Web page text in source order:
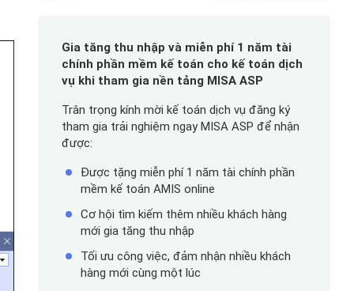
Gia tăng thu nhập và miễn phí 1 năm tài
chính phần mềm kế toán cho kế toán dịch
vụ khi tham gia nền tảng MISA ASP
Trân trọng kính mời kế toán dịch vụ đăng ký
tham gia trải nghiệm ngay MISA ASP để nhận
được:
Được tặng miễn phí 1 năm tài chính phần
mềm kế toán AMIS online
Cơ hội tìm kiếm thêm nhiều khách hàng
mới gia tăng thu nhập
Tối ưu công việc, đảm nhận nhiều khách
hàng mới cùng một lúc